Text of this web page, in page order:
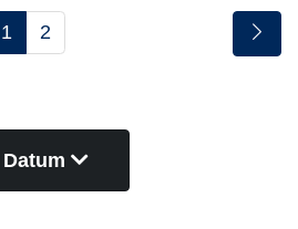
1 2
Titel aufsteigend sortieren
Datum Kurse nach Datum